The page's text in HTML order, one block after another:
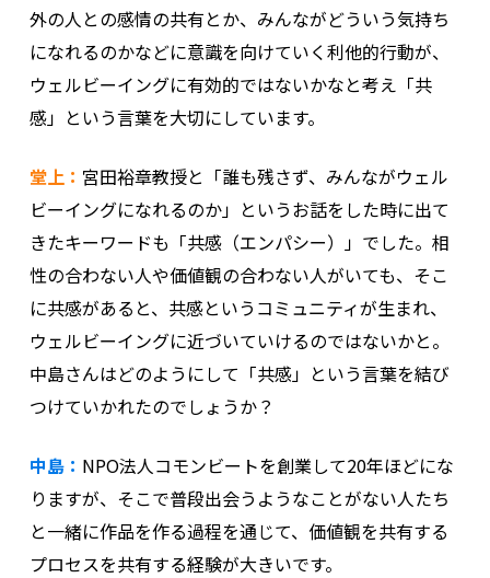
外の人との感情の共有とか、みんながどういう気持ち
になれるのかなどに意識を向けていく利他的行動が、
ウェルビーイングに有効的ではないかなと考え「共
感」という言葉を大切にしています。
堂上： 宮田裕章教授と「誰も残さず、みんながウェル
ビーイングになれるのか」というお話をした時に出て
きたキーワードも「共感（エンパシー）」でした。相
性の合わない人や価値観の合わない人がいても、そこ
に共感があると、共感というコミュニティが生まれ、
ウェルビーイングに近づいていけるのではないかと。
中島さんはどのようにして「共感」という言葉を結び
つけていかれたのでしょうか？
中島： NPO法人コモンビートを創業して20年ほどにな
りますが、そこで普段出会うようなことがない人たち
と一緒に作品を作る過程を通じて、価値観を共有する
プロセスを共有する経験が大きいです。